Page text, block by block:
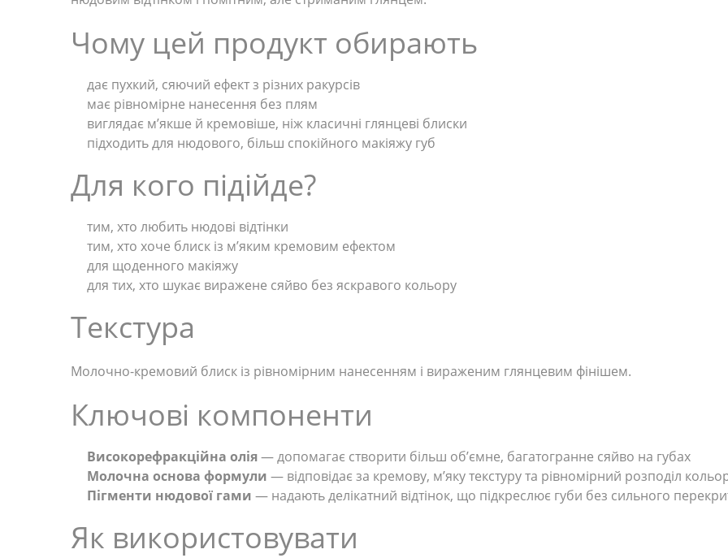
Чому цей продукт обирають
дає пухкий, сяючий ефект з різних ракурсів
має рівномірне нанесення без плям
виглядає м’якше й кремовіше, ніж класичні глянцеві блиски
підходить для нюдового, більш спокійного макіяжу губ
Для кого підійде?
тим, хто любить нюдові відтінки
тим, хто хоче блиск із м’яким кремовим ефектом
для щоденного макіяжу
для тих, хто шукає виражене сяйво без яскравого кольору
Текстура
Молочно-кремовий блиск із рівномірним нанесенням і вираженим глянцевим фінішем.
Ключові компоненти
Високорефракційна олія— допомагає створити більш об’ємне, багатогранне сяйво на губах
Молочна основа формули — відповідає за кремову, м’яку текстуру та рівномірний розподіл
Пігменти нюдової гами — надають делікатний відтінок, що підкреслює губи без сильного
Як використовувати